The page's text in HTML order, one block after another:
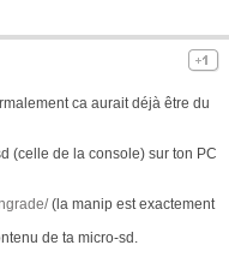
ca aurait déjà être du
(celle de la console) sur ton PC
(la manip est exactement
de ta micro-sd.